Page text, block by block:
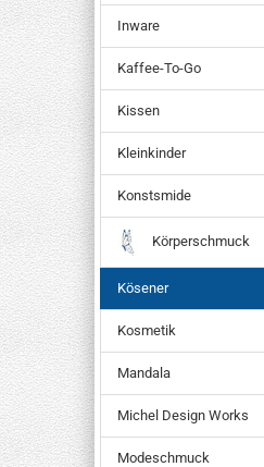
Inware
Kaffee-To-Go
Kissen
Kleinkinder
Konstsmide
Körperschmuck
Kösener
Kosmetik
Mandala
Michel Design Works
Modeschmuck